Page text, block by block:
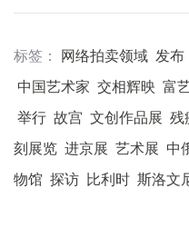
标签： 网络拍卖领域 发布
中国艺术家 交相辉映 富
举行 故宫 文创作品展 残
刻展览 进京展 艺术展 中
物馆 探访 比利时 斯洛文